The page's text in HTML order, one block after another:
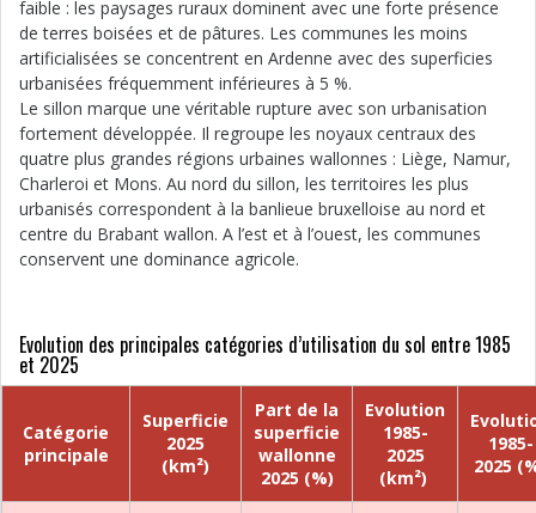
faible : les paysages ruraux dominent avec une forte présence
de terres boisées et de pâtures. Les communes les moins
artificialisées se concentrent en Ardenne avec des superficies
urbanisées fréquemment inférieures à 5 %.
Le sillon marque une véritable rupture avec son urbanisation
fortement développée. Il regroupe les noyaux centraux des
quatre plus grandes régions urbaines wallonnes : Liège, Namur,
Charleroi et Mons. Au nord du sillon, les territoires les plus
urbanisés correspondent à la banlieue bruxelloise au nord et
centre du Brabant wallon. A l’est et à l’ouest, les communes
conservent une dominance agricole.
Evolution des principales catégories d’utilisation du sol entre 1985
et 2025
Catégorie
principale
Superficie
2025
(km²)
Part de la
superficie
wallonne
2025 (%)
Evolution
1985-
2025
(km²)
1985-
2025